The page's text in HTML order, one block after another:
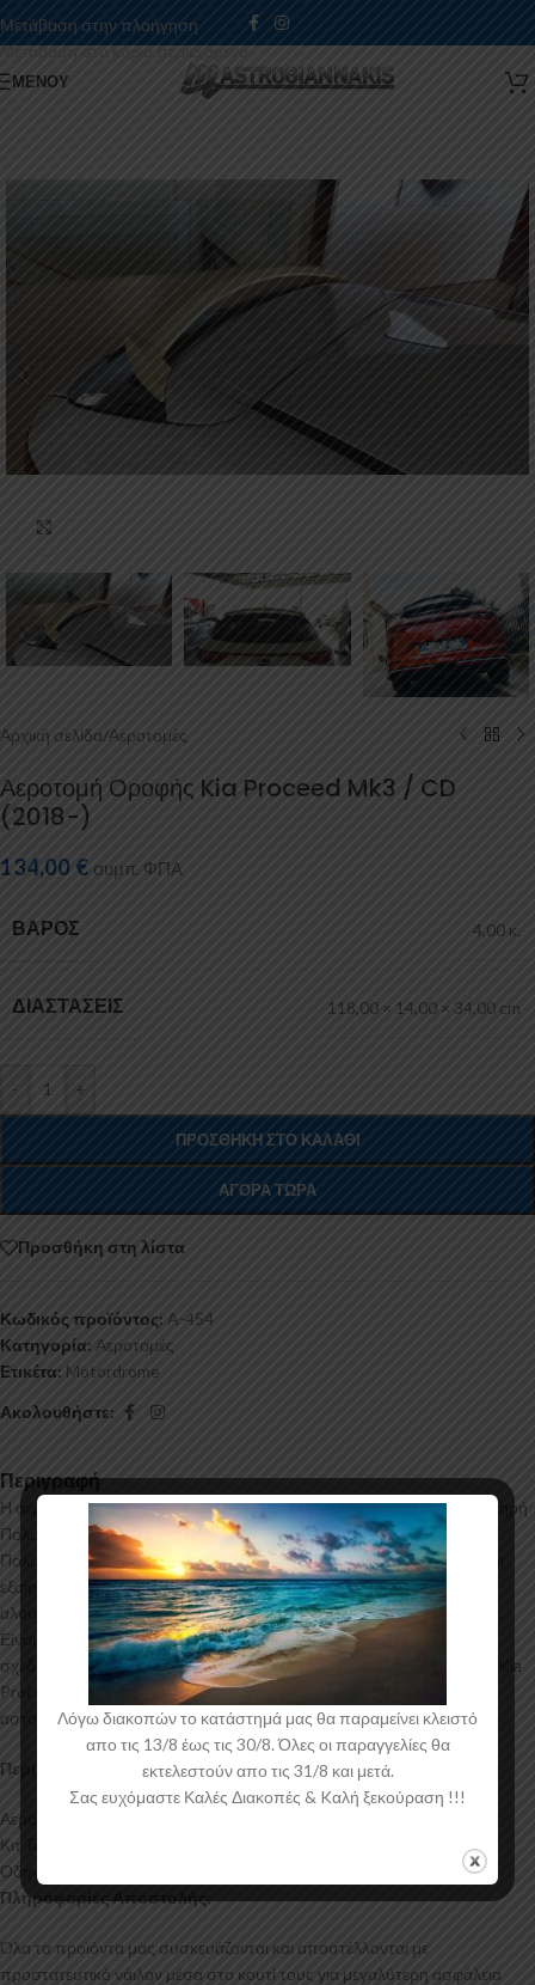
Μετάβαση στην πλοήγηση
Μετάβαση στο κύριο περιεχόμενο
ΜΕΝΟΎ
Αρχική σελίδα/Αεροτομές
Αεροτομή Οροφής Kia Proceed Mk3 / CD
(2018-)
134,00 € συμπ. ΦΠΑ
ΒΆΡΟΣ 4,00 κ.
ΔΙΑΣΤΆΣΕΙΣ 118,00 × 14,00 × 34,00 cm
- +
ΠΡΟΣΘΉΚΗ ΣΤΟ ΚΑΛΆΘΙ
ΑΓΟΡΆ ΤΏΡΑ
Προσθήκη στη λίστα
Κωδικός προϊόντος: A-454
Κατηγορία: Αεροτομές
Ετικέτα: Motordrome
Ακολουθήστε:
Περιγραφή
Η αεροτομή οροφής για το Kia Proceed CD κατασκευάζεται από σκληρή
Πολυουρεθάνη υψηλής πιέσεως και ΟΧΙ από πολυεστέρα. Η
Πολυουρεθάνη είναι ένα πιο ανθεκτικό και ακριβό υλικό με εύκολη και
εξαιρετική εφαρμογή. Όλες οι αεροτομές παράγονται σε καλούπια
αλουμινίου για αυξημένη ποιότητα και αντοχή στη μαζική παραγωγή.
Είναι ελεγμένα για ανθεκτικότητα σε υψηλές θερμοκρασίες και έχουν
σχεδιαστεί με την καλύτερη λεπτομέρεια. Η αεροτομή οροφής για το Kia
Proceed CD έρχεται στο χρώμα του υλικού. Το προϊόν θα πρέπει να
ασταρωθεί και στη συνέχεια να βαφτεί στο χρώμα της επιλογής σας.
Περιεχόμενα Συσκευασίας:
Αεροτομή Οροφής Kia Proceed CD
Κιτ Τοποθέτησης
Οδηγίες Τοποθέτησης
Πληροφορίες Αποστολής:
Όλα τα προϊόντα μας συσκευάζονται και αποστέλλονται με
προστατευτικό νάιλον μέσα στο κουτί τους για μεγαλύτερη ασφάλεια
Λόγω διακοπών το κατάστημά μας θα παραμείνει κλειστό
απο τις 13/8 έως τις 30/8. Όλες οι παραγγελίες θα
εκτελεστούν απο τις 31/8 και μετά.
Σας ευχόμαστε Καλές Διακοπές & Kαλή ξεκούραση !!!